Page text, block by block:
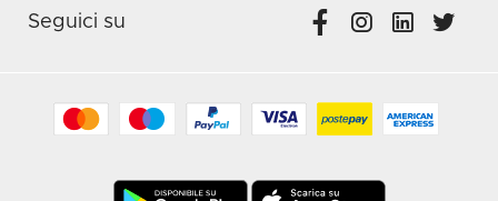
Seguici su